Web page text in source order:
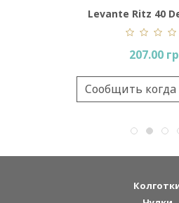
Levante Ritz 40
207.00
Сообщить когда